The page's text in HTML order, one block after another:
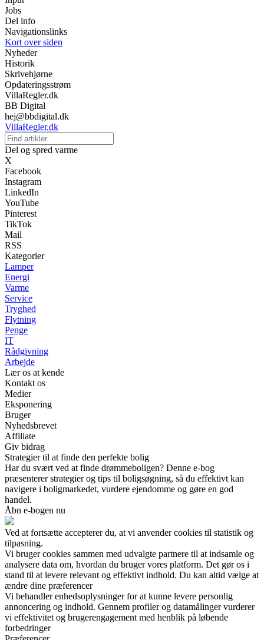
Jobs
Del info
Navigationslinks
Kort over siden
Nyheder
Historik
Skrivehjørne
Opdateringsstrøm
VillaRegler.dk
BB Digital
hej@bbdigital.dk
VillaRegler.dk
Del og spred varme
X
Facebook
Instagram
LinkedIn
YouTube
Pinterest
TikTok
Mail
RSS
Kategorier
Lamper
Energi
Varme
Service
Tryghed
Flytning
Penge
IT
Rådgivning
Arbejde
Lær os at kende
Kontakt os
Medier
Eksponering
Bruger
Nyhedsbrevet
Affiliate
Giv bidrag
Strategier til at finde den perfekte bolig
Har du svært ved at finde drømmeboligen? Denne e-bog
præsenterer strategier og tips til boligsøgning, så du effektivt kan
navigere i boligmarkedet, vurdere ejendomme og gøre en god
handel.
Åbn e-bogen nu
Ved at fortsætte accepterer du, at vi anvender cookies til statistik og
tilpasning.
Vi bruger cookies sammen med udvalgte partnere til at indsamle og
analysere data om, hvordan du bruger vores platform. Det gør os i
stand til at levere relevant og effektivt indhold. Du kan altid vælge at
ændre dine præferencer
Vi behandler enhedsoplysninger for at kunne levere personlig
annoncering og indhold. Gennem profiler og datamålinger vurderer
vi effektivitet og brugerengagement med henblik på løbende
forbedringer